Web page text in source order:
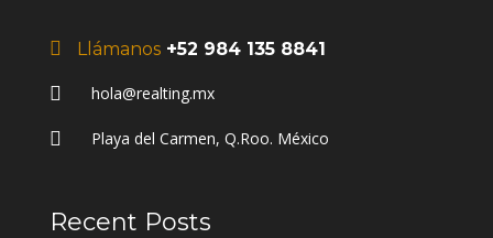
Llámanos +52 984 135 8841
hola@realting.mx
Playa del Carmen, Q.Roo. México
Recent Posts